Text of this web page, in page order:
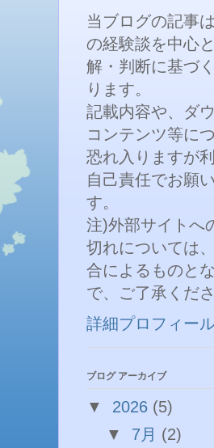
当ブログの記事
の経験談を中心
解・判断に基づ
ります。
記載内容や、ダ
コンテンツ等に
恐れ入りますが
自己責任でお願
す。
注)外部サイトへ
切れについては
合によるものと
で、ご了承くださ
詳細プロフィー
ブログ アーカイブ
▼ 2026 (5)
▼ 7月 (2)